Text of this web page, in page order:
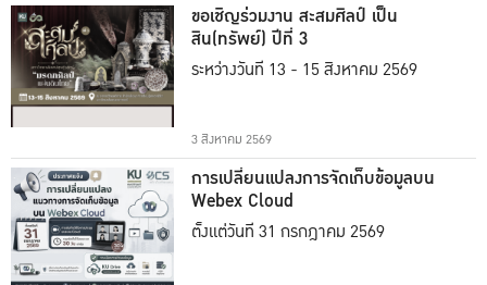
ขอเชิญร่วมงาน สะสมศิลป์ เป็น
สิน(ทรัพย์) ปีที่ 3
ระหว่างวันที่ 13 - 15 สิงหาคม 2569
3 สิงหาคม 2569
การเปลี่ยนแปลงการจัดเก็บข้อมูลบน
Webex Cloud
ตั้งแต่วันที่ 31 กรกฎาคม 2569